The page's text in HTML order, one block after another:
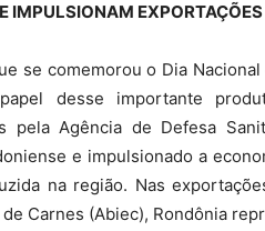
IMPULSIONAM EXPORTAÇÕES
se comemorou o Dia
desse importante
pela Agência de Defesa
e impulsionado a
na região. Nas
Carnes (Abiec), Rondônia